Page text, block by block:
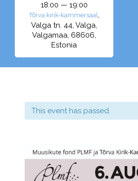
18:00 — 19:00
Tõrva kirik-kammersaal,
Valga tn. 44, Valga,
Valgamaa, 68606,
Estonia
This event has passed.